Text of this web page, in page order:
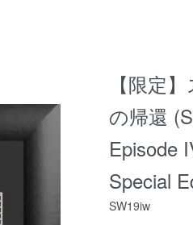
【限定
の帰還
Episode
Special
SW19iw